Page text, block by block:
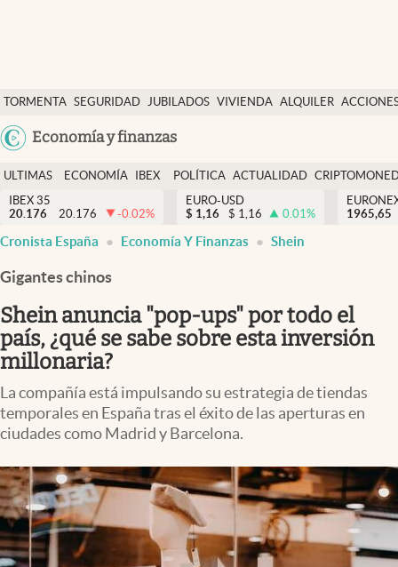
TORMENTA SEGURIDAD JUBILADOS VIVIENDA ALQUILER
USA
Economía y finanzas
Economía y finanzas
Política
Actualidad
Criptomonedas
España
ULTIMAS
NOTICIAS
ECONOMÍA
FINANZAS
IBEX
EURO
POLÍTICA ACTUALIDAD
IBEX 35
20.176
20.176 -0.02%
EURO-USD
$ 1,16 $ 1,16 0.01%
1965,65
Cronista España Economía Y Finanzas Shein
Gigantes chinos
Shein anuncia "pop-ups" por todo el
país, ¿qué se sabe sobre esta inversión
millonaria?
La compañía está impulsando su estrategia de tiendas
temporales en España tras el éxito de las aperturas en
ciudades como Madrid y Barcelona.